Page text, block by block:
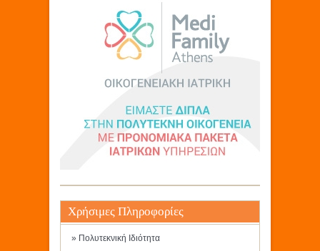
Χρήσιμες Πληροφορίες
» Πολυτεκνική Ιδιότητα